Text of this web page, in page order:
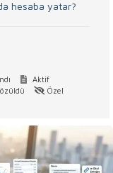
hesaba yatar?
Aktif
Özel